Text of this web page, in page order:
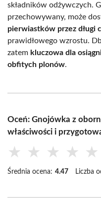
składników odżywczych.
przechowywany, może
pierwiastków przez długi
prawidłowego wzrostu.
zatem kluczowa dla
obfitych plonów.
Oceń: Gnojówka z
właściwości i
★ ★ ★ ★ ★
Średnia ocena: 4.47 Liczba